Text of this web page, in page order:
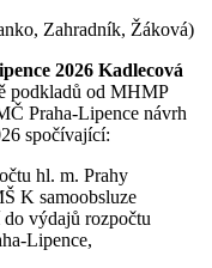
Zahradník, Žáková)
2026 Kadlecová
podkladů od MHMP
Praha-Lipence návrh
spočívající:
hl. m. Prahy
K samoobsluze
výdajů rozpočtu
Lipence,